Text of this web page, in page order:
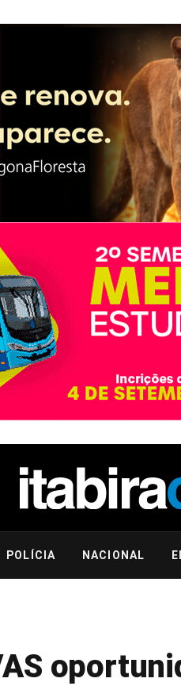
POLÍCIA NACIONAL